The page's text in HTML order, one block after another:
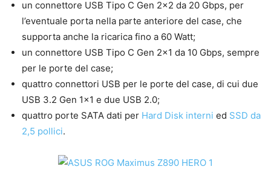
un connettore USB Tipo C Gen 2×2 da 20 Gbps, per
l’eventuale porta nella parte anteriore del case, che
supporta anche la ricarica fino a 60 Watt;
un connettore USB Tipo C Gen 2×1 da 10 Gbps, sempre
per le porte del case;
quattro connettori USB per le porte del case, di cui due
USB 3.2 Gen 1×1 e due USB 2.0;
quattro porte SATA dati per Hard Disk interni ed SSD da
2,5 pollici.